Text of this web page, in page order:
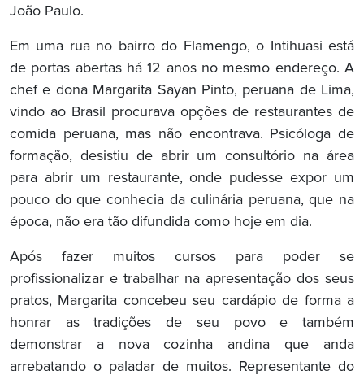
João Paulo.
Em uma rua no bairro do Flamengo, o Intihuasi está
de portas abertas há 12 anos no mesmo endereço. A
chef e dona Margarita Sayan Pinto, peruana de Lima,
vindo ao Brasil procurava opções de restaurantes de
comida peruana, mas não encontrava. Psicóloga de
formação, desistiu de abrir um consultório na área
para abrir um restaurante, onde pudesse expor um
pouco do que conhecia da culinária peruana, que na
época, não era tão difundida como hoje em dia.
Após fazer muitos cursos para poder se
profissionalizar e trabalhar na apresentação dos seus
pratos, Margarita concebeu seu cardápio de forma a
honrar as tradições de seu povo e também
demonstrar a nova cozinha andina que anda
arrebatando o paladar de muitos. Representante do